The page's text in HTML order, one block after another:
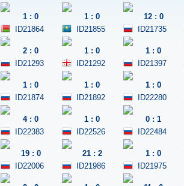
1 : 0 1 : 0 12: 0
ID21864
2 : 0
ID21855
1 : 0
ID21735
1 : 0
ID21293
1 : 0
ID21292
1 : 0
ID21397
1 : 0
ID21874
4: 0
ID21892
1 : 0
ID22280
0 : 1
ID22383
19: 0
ID22526
21: 2
ID22484
1 : 0
ID22006
ID21986 ID21975